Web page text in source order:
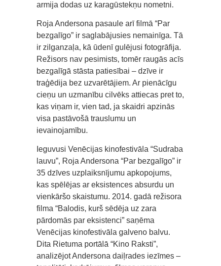
armija dodas uz karagūstekņu nometni.
Roja Andersona pasaule arī filmā “Par
bezgalīgo” ir saglabājusies nemainīga. Tā
ir zilganzaļa, kā ūdenī gulējusi fotogrāfija.
Režisors nav pesimists, tomēr raugās acīs
bezgalīgā stāsta patiesībai – dzīve ir
traģēdija bez uzvarētājiem. Ar pienācīgu
cieņu un uzmanību cilvēks attiecas pret to,
kas viņam ir, vien tad, ja skaidri apzinās
visa pastāvošā trauslumu un
ievainojamību.
Ieguvusi Venēcijas kinofestivāla “Sudraba
lauvu”, Roja Andersona “Par bezgalīgo” ir
35 dzīves uzplaiksnījumu apkopojums,
kas spēlējas ar eksistences absurdu un
vienkāršo skaistumu. 2014. gadā režisora
filma “Balodis, kurš sēdēja uz zara
pārdomās par eksistenci” saņēma
Venēcijas kinofestivāla galveno balvu.
Dita Rietuma portālā “Kino Raksti”,
analizējot Andersona daiļrades iezīmes –